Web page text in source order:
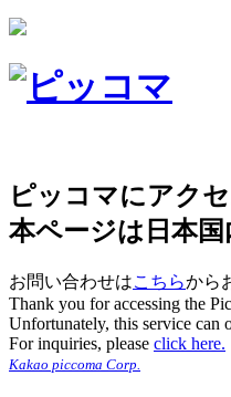
ピッコマにアク
本ページは日本国
お問い合わせはこちらから
Thank you for accessing the
Unfortunately, this service can
For inquiries, please click here.
Kakao piccoma Corp.